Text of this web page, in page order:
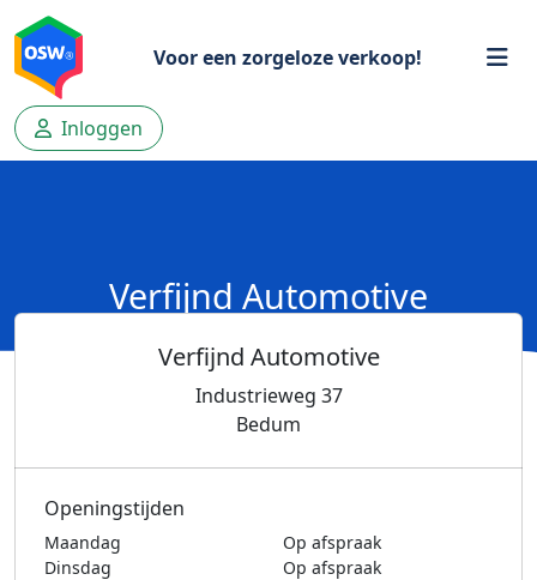
Voor een zorgeloze verkoop!
Inloggen
Verfijnd Automotive
Verfijnd Automotive
Industrieweg 37
Bedum
Openingstijden
Maandag
Op afspraak
Dinsdag
Op afspraak